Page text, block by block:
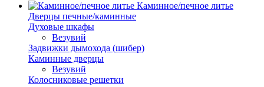
Каминное/печное литье
Дверцы печные/каминные
Духовые шкафы
Везувий
Задвижки дымохода (шибер)
Каминные дверцы
Везувий
Колосниковые решетки